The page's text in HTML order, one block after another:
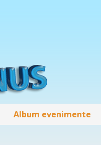
Album evenimente